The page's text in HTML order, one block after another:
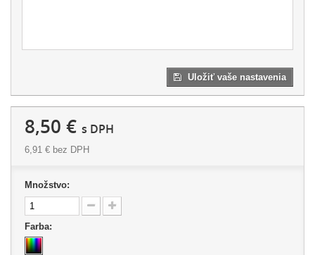
Uložiť vaše nastavenia
8,50 € s DPH
6,91 € bez DPH
Množstvo:
Farba: